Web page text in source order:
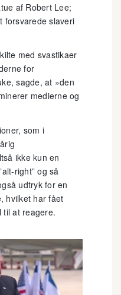
af Robert Lee;
forsvarede slaveri
med svastikaer
for
sagde, at »den
medierne og
som i
ikke kun en
right” og så
udtryk for en
hvilket har fået
til at reagere.